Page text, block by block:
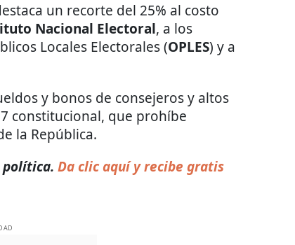
un recorte del 25% al costo
Nacional Electoral, a los
Locales Electorales (OPLES) y a
y bonos de consejeros y altos
constitucional, que prohíbe
la República.
política. Da clic aquí y recibe gratis